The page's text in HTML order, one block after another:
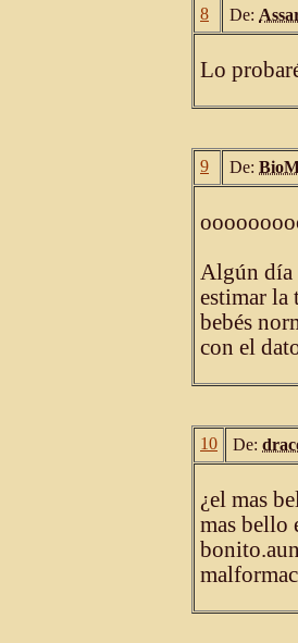
8 De:
Lo
9 De:
Algún día
estimar la
bebés
con el
10 De:
¿el mas
mas bello